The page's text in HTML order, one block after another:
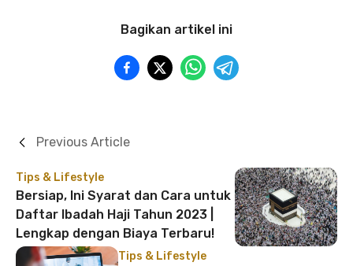
Bagikan artikel ini
Tips & Lifestyle
Bersiap, Ini Syarat dan Cara untuk
Daftar Ibadah Haji Tahun 2023 |
Lengkap dengan Biaya Terbaru!
Previous Article
Tips & Lifestyle